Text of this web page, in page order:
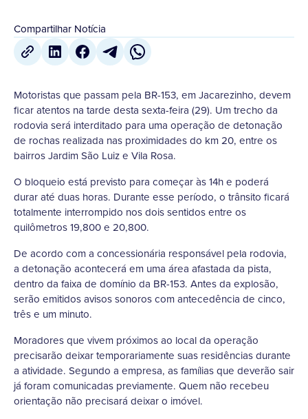
Compartilhar Notícia
Motoristas que passam pela BR-153, em Jacarezinho, devem
ficar atentos na tarde desta sexta-feira (29). Um trecho da
rodovia será interditado para uma operação de detonação
de rochas realizada nas proximidades do km 20, entre os
bairros Jardim São Luiz e Vila Rosa.
O bloqueio está previsto para começar às 14h e poderá
durar até duas horas. Durante esse período, o trânsito ficará
totalmente interrompido nos dois sentidos entre os
quilômetros 19,800 e 20,800.
De acordo com a concessionária responsável pela rodovia,
a detonação acontecerá em uma área afastada da pista,
dentro da faixa de domínio da BR-153. Antes da explosão,
serão emitidos avisos sonoros com antecedência de cinco,
três e um minuto.
Moradores que vivem próximos ao local da operação
precisarão deixar temporariamente suas residências durante
a atividade. Segundo a empresa, as famílias que deverão sair
já foram comunicadas previamente. Quem não recebeu
orientação não precisará deixar o imóvel.